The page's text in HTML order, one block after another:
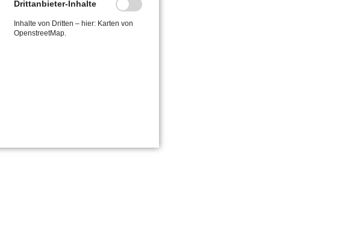
Drittanbieter-Inhalte
Inhalte von Dritten – hier: Karten von
OpenstreetMap.